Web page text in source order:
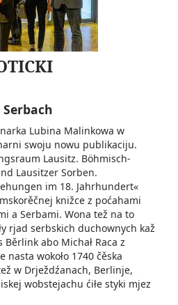
Lubina Malinkowa w
swoju nowu publikaciju.
Lausitz. Böhmisch-
Lausitzer Sorben.
im 18. Jahrhundert«
knižce z poćahami
a Serbami. Wona tež na to
rjad serbskich duchownych kaž
Běrlink abo Michał Raca z
nasta wokoło 1740 čěska
w Drježdźanach, Berlinje,
wobstejachu ćiłe styki mjez